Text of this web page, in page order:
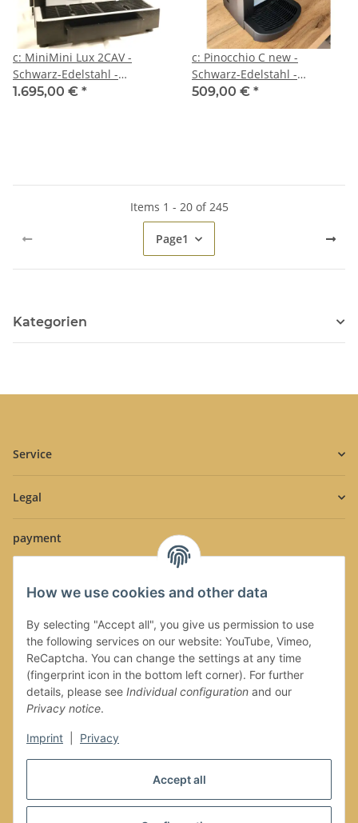
Accept all
How we use cookies and other data
By selecting "Accept all", you give us permission to use
the following services on our website: YouTube, Vimeo,
ReCaptcha. You can change the settings at any time
(fingerprint icon in the bottom left corner). For further
details, please see Individual configuration and our
Privacy notice.
Imprint Privacy
c: MiniMini Lux 2CAV -
Schwarz-Edelstahl -
Volumetrico - 2 * Kaffee,
1.695,00 € *
c: Pinocchio C new -
Schwarz-Edelstahl -
Tassengestell aus Plexiglas -
509,00 € *
Items 1 - 20 of 245
Page1
Kategorien
Service
Legal
payment
Shipment
Withdraw contract